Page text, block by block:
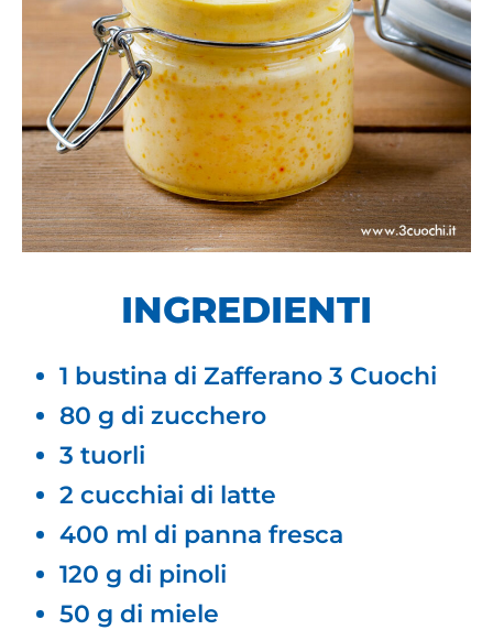
INGREDIENTI
1 bustina di Zafferano 3 Cuochi
80 g di zucchero
3 tuorli
2 cucchiai di latte
400 ml di panna fresca
120 g di pinoli
50 g di miele